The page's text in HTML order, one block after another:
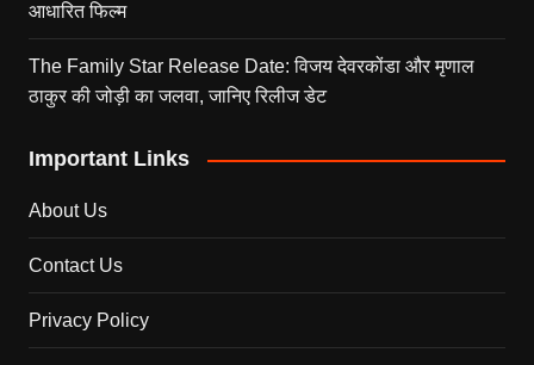
आधारित फिल्म
The Family Star Release Date: विजय देवरकोंडा और मृणाल
ठाकुर की जोड़ी का जलवा, जानिए रिलीज डेट
Important Links
About Us
Contact Us
Privacy Policy